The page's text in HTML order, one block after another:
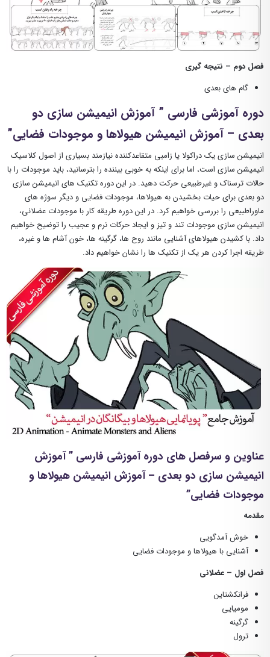
فصل دوم – نتیجه گیری
گام های بعدی
دوره آموزشی فارسی ” آموزش انیمیشن سازی دو
بعدی – آموزش انیمیشن هیولاها و موجودات فضایی”
انیمیشن سازی یک دراکولا یا زامبی متقاعدکننده نیازمند بسیاری از اصول کلاسیک
انیمیشن سازی است، اما برای اینکه به خوبی بیننده را بترسانید، باید موجودات را با
حالات ترسناک و غیرطبیعی حرکت دهید. در این دوره تکنیک های انیمیشن سازی
دو بعدی برای حیات بخشیدن به هیولاها، موجودات فضایی و دیگر سوژه های
ماوراطبیعی را بررسی خواهیم کرد. در این دوره طریقه کار با موجودات عضلانی،
انیمیشن سازی موجودات تند و تیز و ایجاد حرکات نرم و عجیب را توضیح خواهیم
داد. با کشیدن هیولاهای آشنایی مانند روح ها، گرگینه ها، خون آشام ها و غیره،
طریقه اجرا کردن هر یک از تکنیک ها را نشان خواهیم داد.
عناوین و سرفصل های دوره آموزشی فارسی ” آموزش
انیمیشن سازی دو بعدی – آموزش انیمیشن هیولاها و
موجودات فضایی”
مقدمه
خوش آمدگویی
آشنایی با هیولاها و موجودات فضایی
فصل اول – عضلانی
فرانکشتاین
مومیایی
گرگینه
ترول